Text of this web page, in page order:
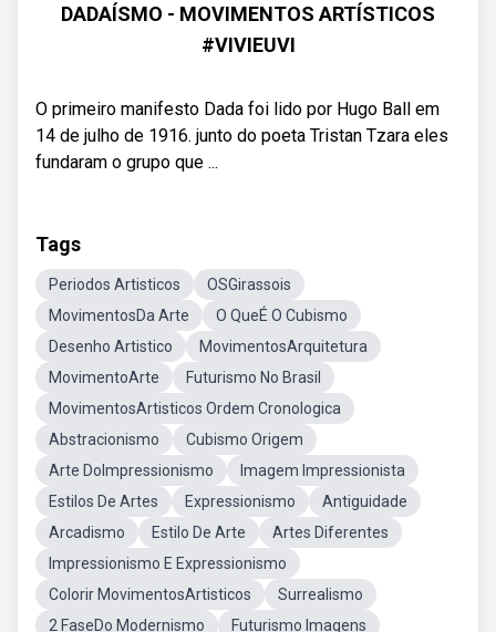
DADAÍSMO - MOVIMENTOS ARTÍSTICOS
#VIVIEUVI
O primeiro manifesto Dada foi lido por Hugo Ball em
14 de julho de 1916. junto do poeta Tristan Tzara eles
fundaram o grupo que ...
Tags
Periodos Artisticos
OSGirassois
MovimentosDa Arte
O QueÉ O Cubismo
Desenho Artistico
MovimentosArquitetura
MovimentoArte
Futurismo No Brasil
MovimentosArtisticos Ordem Cronologica
Abstracionismo
Cubismo Origem
Arte DoImpressionismo
Imagem Impressionista
Estilos De Artes
Expressionismo
Antiguidade
Arcadismo
Estilo De Arte
Artes Diferentes
Impressionismo E Expressionismo
Colorir MovimentosArtisticos
Surrealismo
2 FaseDo Modernismo
Futurismo Imagens